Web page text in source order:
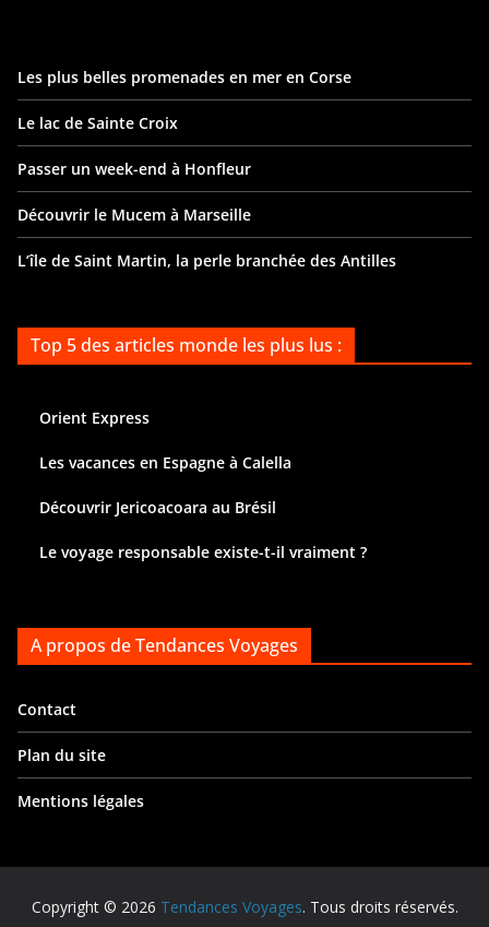
Les plus belles promenades en mer en Corse
Le lac de Sainte Croix
Passer un week-end à Honfleur
Découvrir le Mucem à Marseille
L’île de Saint Martin, la perle branchée des Antilles
Top 5 des articles monde les plus lus :
Orient Express
Les vacances en Espagne à Calella
Découvrir Jericoacoara au Brésil
Le voyage responsable existe-t-il vraiment ?
A propos de Tendances Voyages
Contact
Plan du site
Mentions légales
Copyright © 2026 Tendances Voyages. Tous droits réservés.